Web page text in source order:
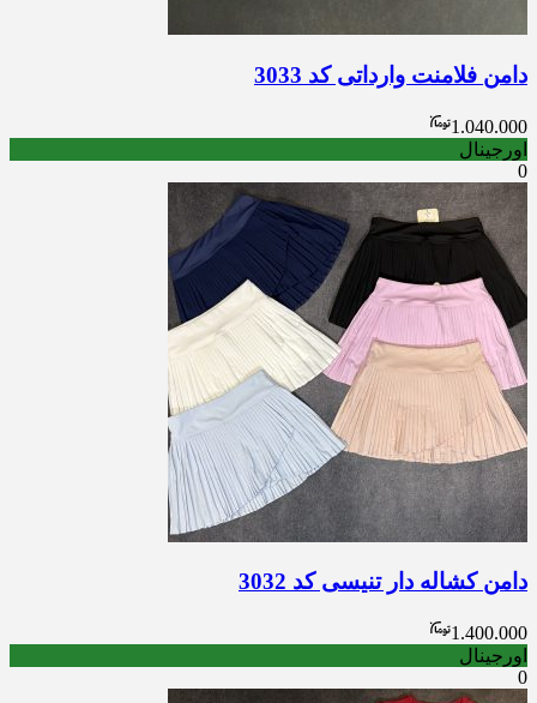
دامن فلامنت وارداتی کد 3033
1.040.000
اورجینال
0
دامن کشاله دار تنیسی کد 3032
1.400.000
اورجینال
0